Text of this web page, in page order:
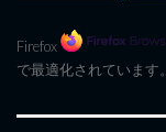
Firefox
で最適化されています。